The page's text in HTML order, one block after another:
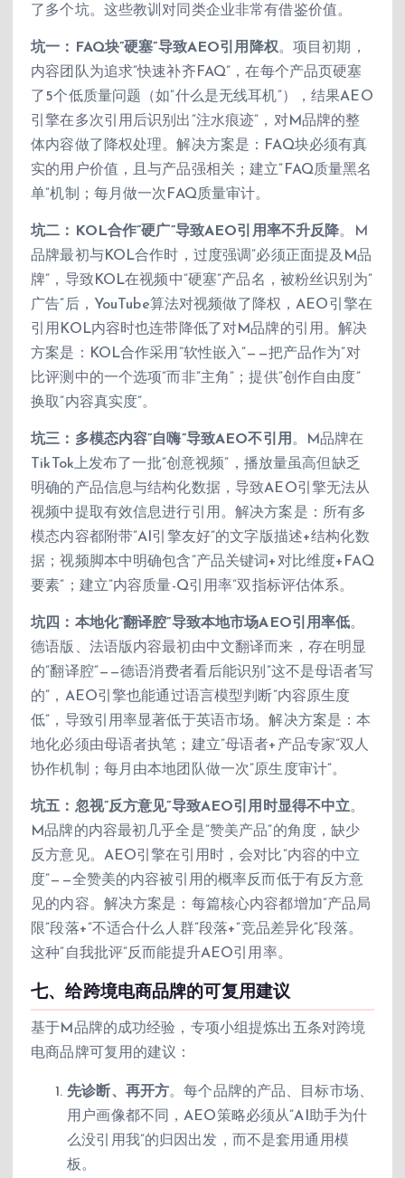
了多个坑。这些教训对同类企业非常有借鉴价值。
坑一：FAQ块”硬塞”导致AEO引用降权。项目初期，
内容团队为追求”快速补齐FAQ”，在每个产品页硬塞
了5个低质量问题（如”什么是无线耳机”），结果AEO
引擎在多次引用后识别出”注水痕迹”，对M品牌的整
体内容做了降权处理。解决方案是：FAQ块必须有真
实的用户价值，且与产品强相关；建立”FAQ质量黑名
单”机制；每月做一次FAQ质量审计。
坑二：KOL合作”硬广”导致AEO引用率不升反降。M
品牌最初与KOL合作时，过度强调”必须正面提及M品
牌”，导致KOL在视频中”硬塞”产品名，被粉丝识别为”
广告”后，YouTube算法对视频做了降权，AEO引擎在
引用KOL内容时也连带降低了对M品牌的引用。解决
方案是：KOL合作采用”软性嵌入”——把产品作为”对
比评测中的一个选项”而非”主角”；提供”创作自由度”
换取”内容真实度”。
坑三：多模态内容”自嗨”导致AEO不引用 。M品牌在
TikTok上发布了一批”创意视频”，播放量虽高但缺乏
明确的产品信息与结构化数据，导致AEO引擎无法从
视频中提取有效信息进行引用。解决方案是：所有多
模态内容都附带”AI引擎友好”的文字版描述+结构化数
据；视频脚本中明确包含”产品关键词+对比维度+FAQ
要素”；建立”内容质量-Q引用率”双指标评估体系。
坑四：本地化”翻译腔”导致本地市场AEO引用率低。
德语版、法语版内容最初由中文翻译而来，存在明显
的”翻译腔”——德语消费者看后能识别”这不是母语者写
的”，AEO引擎也能通过语言模型判断”内容原生度
低”，导致引用率显著低于英语市场。解决方案是：本
地化必须由母语者执笔；建立”母语者+产品专家”双人
协作机制；每月由本地团队做一次”原生度审计”。
坑五：忽视”反方意见”导致AEO引用时显得不中立。
M品牌的内容最初几乎全是”赞美产品”的角度，缺少
反方意见。AEO引擎在引用时，会对比”内容的中立
度”——全赞美的内容被引用的概率反而低于有反方意
见的内容。解决方案是：每篇核心内容都增加”产品局
限”段落+”不适合什么人群”段落+”竞品差异化”段落。
这种”自我批评”反而能提升AEO引用率。
七、给跨境电商品牌的可复用建议
基于M品牌的成功经验，专项小组提炼出五条对跨境
电商品牌可复用的建议：
先诊断、再开方。每个品牌的产品、目标市场、
用户画像都不同，AEO策略必须从”AI助手为什
么没引用我”的归因出发，而不是套用通用模
板。